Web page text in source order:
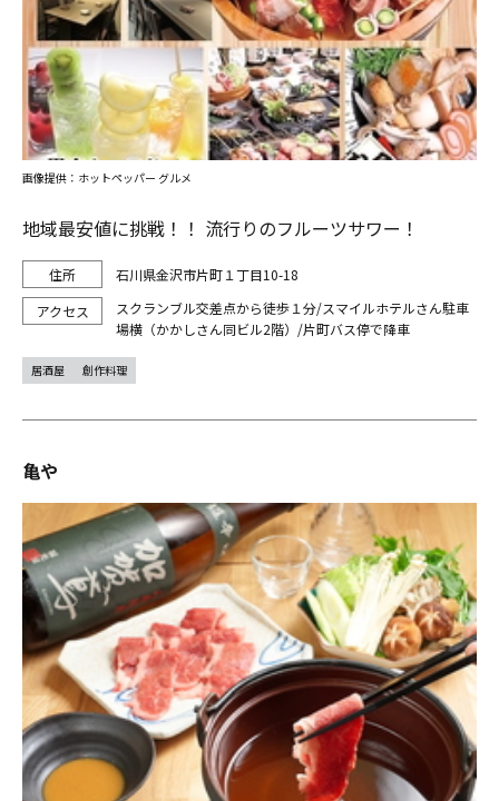
地域最安値に挑戦！！ 流行りのフルーツサワー！
石川県金沢市片町１丁目10-18
スクランブル交差点から徒歩１分/スマイルホテルさん駐車
場横（かかしさん同ビル2階）/片町バス停で降車
画像提供：ホットペッパー グルメ
居酒屋 創作料理
亀や